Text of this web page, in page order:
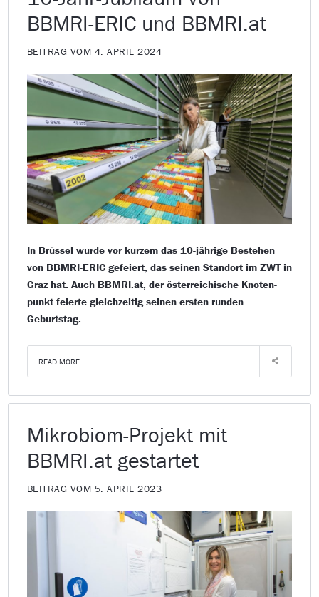
BBMRI-ERIC und BBMRI.at
BEITRAG VOM 4. APRIL 2024
In Brüssel wurde vor kurzem das 10-jährige Bestehen
von BBMRI-ERIC gefeiert, das seinen Standort im ZWT in
Graz hat. Auch BBMRI.at, der österreichische Knoten-
punkt feierte gleichzeitig seinen ersten runden
Geburtstag.
READ MORE
Mikrobiom-Projekt mit
BBMRI.at gestartet
BEITRAG VOM 5. APRIL 2023